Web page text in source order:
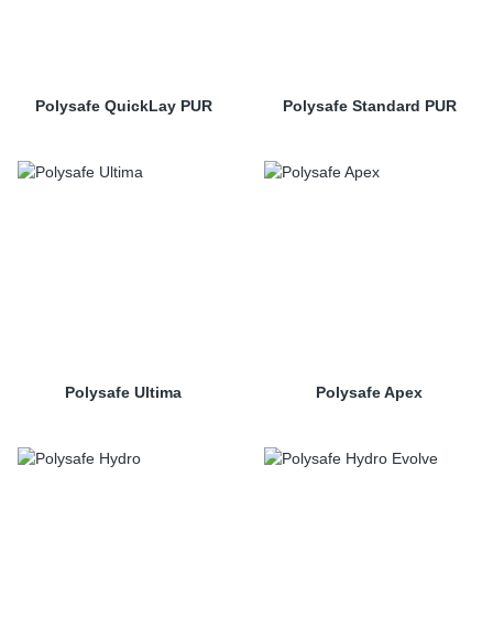
Polysafe QuickLay PUR Polysafe Standard PUR
Polysafe Ultima Polysafe Apex